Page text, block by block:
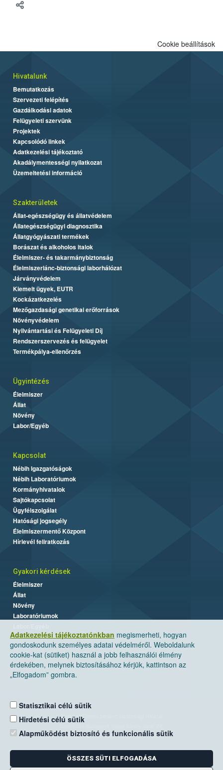
Adatkezelési tájékoztatónkban megismerheti, hogyan
gondoskodunk személyes adatai védelméről. Weboldalunk
cookie-kat (sütiket) használ a jobb felhasználói élmény
érdekében, melynek biztosításához kérjük, kattintson az
„Elfogadom” gombra.
Statisztikai célú sütik
Hirdetési célú sütik
Alapműködést biztosító és funkcionális sütik
ÖSSZES SÜTI ELFOGADÁSA
Cookie beállítások
Hivatalunk
Bemutatkozás
Szervezeti felépítés
Gazdálkodási adatok
Felügyeleti szervünk
Projektek
Kapcsolódó linkek
Adatkezelési tájékoztató
Akadálymentességi nyilatkozat
Üzemeltetési információ
Szakterületek
Állat-egészségügy és állatvédelem
Állategészségügyi diagnosztika
Állatgyógyászati termékek
Borászat és alkoholos italok
Élelmiszer- és takarmánybiztonság
Élelmiszerlánc-biztonsági laborhálózat
Járványvédelem
Kiemelt ügyek, EUTR
Kockázatkezelés
Mezőgazdasági genetikai erőforrások
Növényvédelem
Nyilvántartási és Felügyeleti Díj
Rendszerszervezés és felügyelet
Termékpálya-ellenőrzés
Ügyintézés
Élelmiszer
Állat
Növény
Labor/Egyéb
Kapcsolat
Nébih Igazgatóságok
Nébih Laboratóriumok
Kormányhivatalok
Sajtókapcsolat
Ügyfélszolgálat
Hatósági jogsegély
Élelmiszermentő Központ
Hírlevél feliratkozás
Gyakori kérdések
Élelmiszer
Állat
Növény
Laboratóriumok
Nemzeti Élelmiszerlánc-biztonsági Hivatal
Levelezési cím: 1525 Budapest. Pf. 30.
E-mail:ugyfelszolgalat@nebih.gov.hu